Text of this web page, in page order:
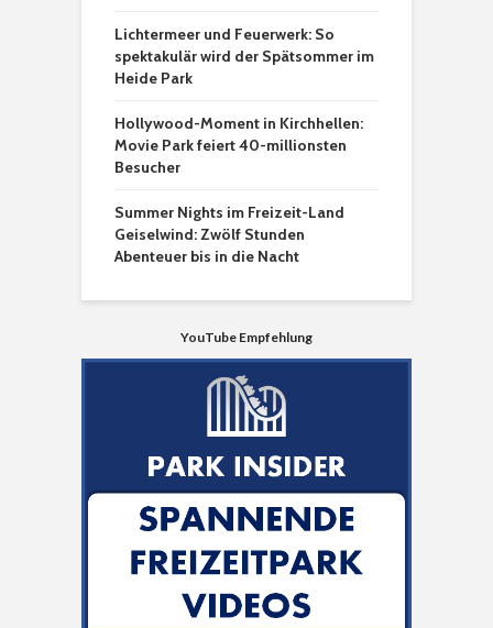
Lichtermeer und Feuerwerk: So
spektakulär wird der Spätsommer im
Heide Park
Hollywood-Moment in Kirchhellen:
Movie Park feiert 40-millionsten
Besucher
Summer Nights im Freizeit-Land
Geiselwind: Zwölf Stunden
Abenteuer bis in die Nacht
YouTube Empfehlung